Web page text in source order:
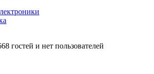
гостей и нет пользователей